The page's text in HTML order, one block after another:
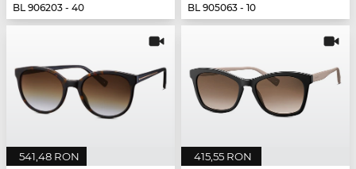
BL 906203 - 40
BL 905063 - 10
541,48 RON 415,55 RON